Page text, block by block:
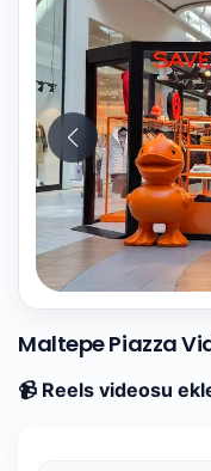
Maltepe Piazza
📹 Reels videosu